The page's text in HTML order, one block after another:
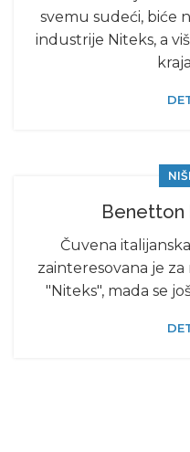
svemu sudeći, biće
industrije Niteks, a
Benetton
Čuvena
zainteresovana je
"Niteks", mada se